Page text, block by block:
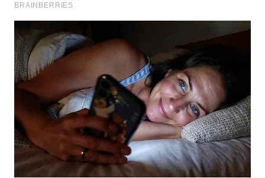
WAHANA
SELEB
WAHANA
PERSONA
WAHANA
OTOMOTIF
WAHANA
HEALTH